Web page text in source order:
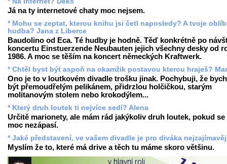
Já na ty internetové chaty moc nejsem.
* Mohu se zeptat, kterou knihu jsi četl naposledy? A tvoje
hudba? Jana z Liberce
Baudolino od Eca. Té hudby je hodně. Těď konkrétně po
koncertu Einstuerzende Neubauten jejich všechny desky od
1986. A moc se těším na koncert německých Kraftwerk.
* Chtěl byst být aspoň na okamžik postavou kterou hraješ?
Ono je to v loutkovém divadle trošku jinak. Pochybuji, že
být přemoudřelým pelikánem, přidrzlou holčičkou, starým
molitanovým stolem nebo krokodýlem...
* Který druh loutek ti nejvíce sedí? Alena
Určitě marionety, ale mám rád jakýkoliv druh loutek, pokud se
moc nezápasí.
* Jaké představení, ve vašem divadle je pro diváka
Myslím že to, které má drive a těch tu máme skoro většinu.